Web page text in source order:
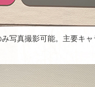
写真撮影可能。主要キ